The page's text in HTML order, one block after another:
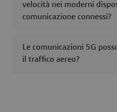
velocità nei moderni
comunicazione connessi?
Le comunicazioni 5G
il traffico aereo?